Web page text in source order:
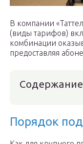
В компании
(виды тарифов)
комбинации
предоставляя
Содержание
Порядок